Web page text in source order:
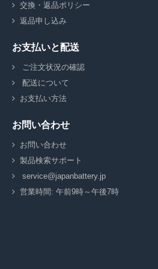
交換・返品ポリシー
返品申し込み
お支払いと配送
ご注文状況の確認
配送について
お支払い方法
お問い合わせ
お問い合わせ
製品検索サポート
service@japanbattery.jp
営業時間: 午前9時～午後7時